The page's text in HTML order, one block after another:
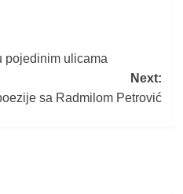
pojedinim ulicama
Next:
sa Radmilom Petrović